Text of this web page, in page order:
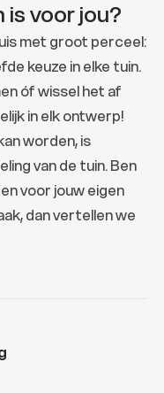
is voor jou?
met groot perceel:
keuze in elke tuin.
óf wissel het af
in elk ontwerp!
worden, is
van de tuin. Ben
voor jouw eigen
dan vertellen we